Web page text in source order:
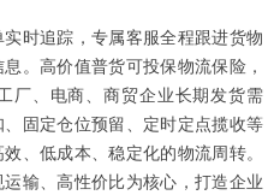
时追踪，专属客服全程跟进货物
。高价值普货可投保物流保险，
厂、电商、商贸企业长期发货需
固定仓位预留、定时定点揽收等
、低成本、稳定化的物流周转。
输、高性价比为核心，打造企业